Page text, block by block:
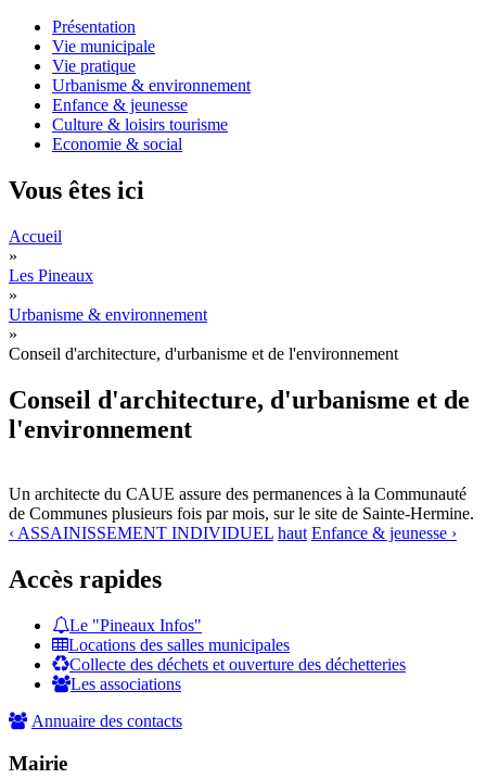
Présentation
Vie municipale
Vie pratique
Urbanisme & environnement
Enfance & jeunesse
Culture & loisirs tourisme
Economie & social
Vous êtes ici
Accueil
»
Les Pineaux
»
Urbanisme & environnement
»
Conseil d'architecture, d'urbanisme et de l'environnement
Conseil d'architecture, d'urbanisme et de
l'environnement
Un architecte du CAUE assure des permanences à la Communauté
de Communes plusieurs fois par mois, sur le site de Sainte-Hermine.
‹ ASSAINISSEMENT INDIVIDUEL haut Enfance & jeunesse ›
Accès rapides
Le "Pineaux Infos"
Locations des salles municipales
Collecte des déchets et ouverture des déchetteries
Les associations
Annuaire des contacts
Mairie